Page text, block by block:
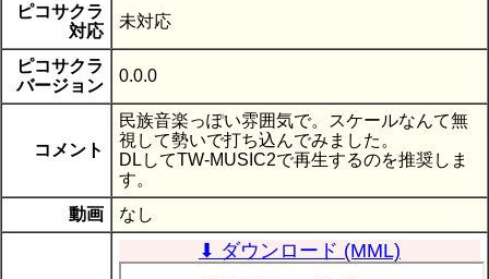
ピコサクラ
対応
未対応
ピコサクラ
バージョン
0.0.0
コメント
民族音楽っぽい雰囲気で。スケールなんて無
視して勢いで打ち込んでみました。
DLしてTW-MUSIC2で再生するのを推奨しま
す。
動画
なし
⬇ ダウンロード (MML)